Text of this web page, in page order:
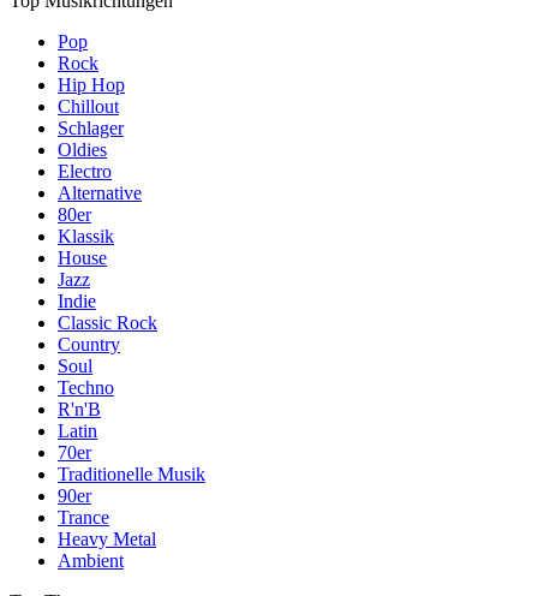
Pop
Rock
Hip Hop
Chillout
Schlager
Oldies
Electro
Alternative
80er
Klassik
House
Jazz
Indie
Classic Rock
Country
Soul
Techno
R'n'B
Latin
70er
Traditionelle Musik
90er
Trance
Heavy Metal
Ambient